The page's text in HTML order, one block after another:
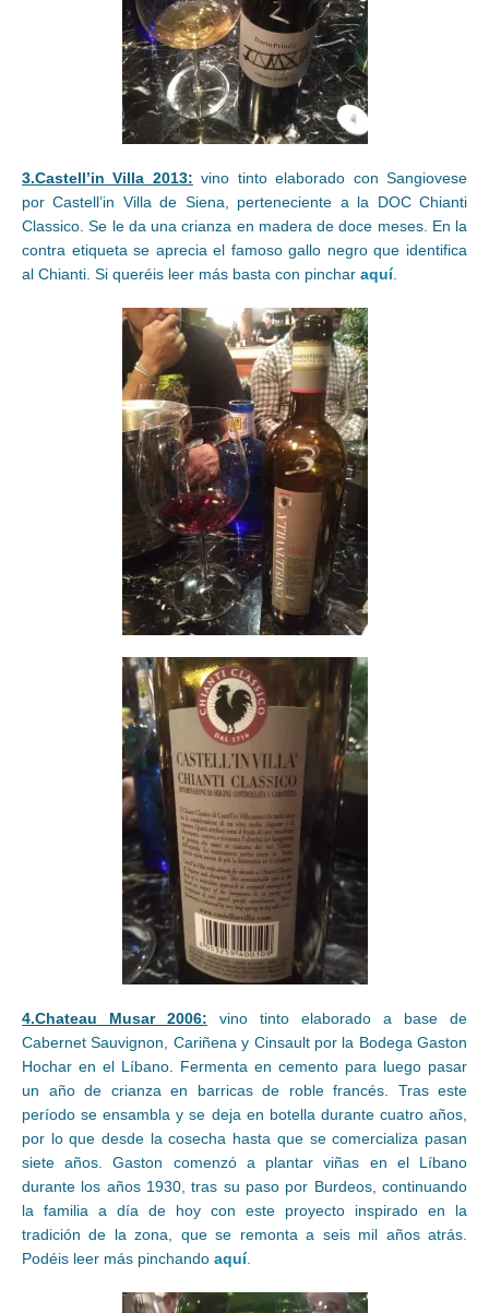
3.Castell’in Villa 2013: vino tinto elaborado con Sangiovese
por Castell’in Villa de Siena, perteneciente a la DOC Chianti
Classico. Se le da una crianza en madera de doce meses. En la
contra etiqueta se aprecia el famoso gallo negro que identifica
al Chianti. Si queréis leer más basta con pinchar aquí.
4.Chateau Musar 2006: vino tinto elaborado a base de
Cabernet Sauvignon, Cariñena y Cinsault por la Bodega Gaston
Hochar en el Líbano. Fermenta en cemento para luego pasar
un año de crianza en barricas de roble francés. Tras este
período se ensambla y se deja en botella durante cuatro años,
por lo que desde la cosecha hasta que se comercializa pasan
siete años. Gaston comenzó a plantar viñas en el Líbano
durante los años 1930, tras su paso por Burdeos, continuando
la familia a día de hoy con este proyecto inspirado en la
tradición de la zona, que se remonta a seis mil años atrás.
Podéis leer más pinchando aquí.